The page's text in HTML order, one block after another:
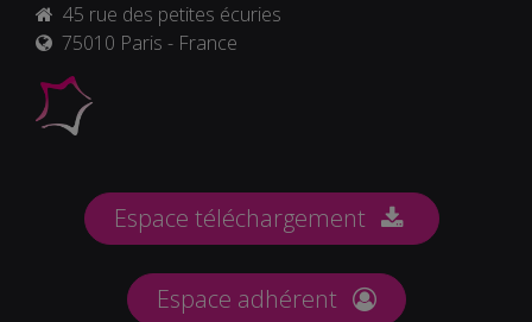
45 rue des petites écuries
75010 Paris - France
Espace téléchargement
Espace adhérent